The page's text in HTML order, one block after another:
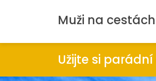
Muži na cestách
Užijte si